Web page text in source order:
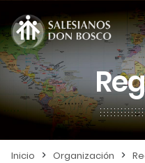
Inicio > Organización >